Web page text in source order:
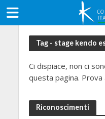
Tag - stage kendo
Ci dispiace, non ci
questa pagina. Prova
Riconoscimenti